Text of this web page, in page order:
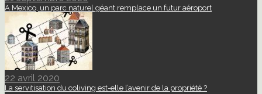
A Mexico, un parc naturel géant remplace un futur aéroport
22 avril 2020
La servitisation du coliving est-elle l’avenir de la propriété ?